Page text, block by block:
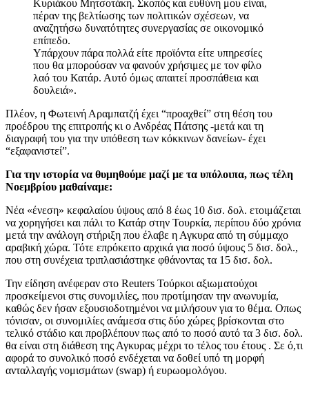
Κυριάκου Μητσοτάκη. Σκοπός και ευθύνη μου είναι,
πέραν της βελτίωσης των πολιτικών σχέσεων, να
αναζητήσω δυνατότητες συνεργασίας σε οικονομικό
επίπεδο.
Υπάρχουν πάρα πολλά είτε προϊόντα είτε υπηρεσίες
που θα μπορούσαν να φανούν χρήσιμες με τον φίλο
λαό του Κατάρ. Αυτό όμως απαιτεί προσπάθεια και
δουλειά».
Πλέον, η Φωτεινή Αραμπατζή έχει “προαχθεί” στη θέση του
προέδρου της επιτροπής κι ο Ανδρέας Πάτσης -μετά και τη
διαγραφή του για την υπόθεση των κόκκινων δανείων- έχει
“εξαφανιστεί”.
Για την ιστορία να θυμηθούμε μαζί με τα υπόλοιπα, πως τέλη
Νοεμβρίου μαθαίναμε:
Νέα «ένεση» κεφαλαίου ύψους από 8 έως 10 δισ. δολ. ετοιμάζεται
να χορηγήσει και πάλι το Κατάρ στην Τουρκία, περίπου δύο χρόνια
μετά την ανάλογη στήριξη που έλαβε η Αγκυρα από τη σύμμαχο
αραβική χώρα. Τότε επρόκειτο αρχικά για ποσό ύψους 5 δισ. δολ.,
που στη συνέχεια τριπλασιάστηκε φθάνοντας τα 15 δισ. δολ.
Την είδηση ανέφεραν στο Reuters Τούρκοι αξιωματούχοι
προσκείμενοι στις συνομιλίες, που προτίμησαν την ανωνυμία,
καθώς δεν ήσαν εξουσιοδοτημένοι να μιλήσουν για το θέμα. Οπως
τόνισαν, οι συνομιλίες ανάμεσα στις δύο χώρες βρίσκονται στο
τελικό στάδιο και προβλέπουν πως από το ποσό αυτό τα 3 δισ. δολ.
θα είναι στη διάθεση της Αγκυρας μέχρι το τέλος του έτους . Σε ό,τι
αφορά το συνολικό ποσό ενδέχεται να δοθεί υπό τη μορφή
ανταλλαγής νομισμάτων (swap) ή ευρωομολόγου.